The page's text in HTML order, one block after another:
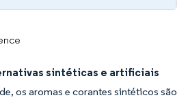
sintéticas e artificiais
os aromas e corantes sintéticos são